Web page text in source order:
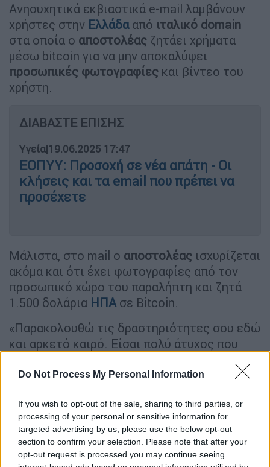
Do Not Process My Personal Information
If you wish to opt-out of the sale, sharing to third parties, or
processing of your personal or sensitive information for
targeted advertising by us, please use the below opt-out
section to confirm your selection. Please note that after your
opt-out request is processed you may continue seeing
Ανησυχητικά εκβιαστικά e-mail λαμβάνουν
χρήστες στην Ελλάδα από ιταλικό domain
στα οποία ο αποστολέας ζητάει χρήματα
μέσω bitcoin για να μην αποκαλύψει
προσωπικές φωτογραφίες και βίντεο του
χρήστη.
ΔΙΑΒΑΣΤΕ ΕΠΙΣΗΣ
Υγεία|19.06.2025 17:47
ΕΟΠΥΥ: Προσοχή σε νέα απάτη - Οι
κλήσεις και τα email που πρέπει να
προσέχετε
Μάλιστα, στο mail ο αποστολέας ισχυρίζεται
ακόμα και ότι έχει φωτογραφίες από τον
προσωπικό χώρο του παραλήπτη και ζητά
1.500 δολάρια ΗΠΑ σε Bitcoin.
«Παρακολουθώ τις δραστηριότητες σου εδώ
και αρκετό καιρό. Είσαι πολύ άτυχος που
ψάχνοντας τα προσωπικά σου δεδομένα.
ευαίσθητων πληροφοριών από την συσκευή
σου και τις έχω μελετήσει επισταμένα. Έχω
βίντεο της ιδιαίτερα περίεργης
συμπεριφοράς σου στο σπίτι. Έχω μαζέψει